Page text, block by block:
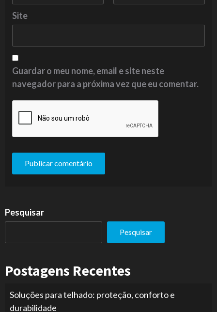
Site
Guardar o meu nome, email e site neste
navegador para a próxima vez que eu comentar.
Pesquisar
Pesquisar
Postagens Recentes
Soluções para telhado: proteção, conforto e
durabilidade